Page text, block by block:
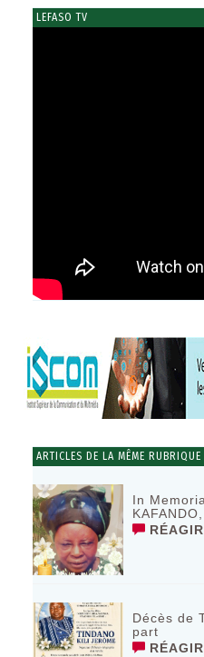
LEFASO TV
ARTICLES DE LA MÊME RUBRIQUE
In
RÉAGIR
Décès de
part
RÉAGIR